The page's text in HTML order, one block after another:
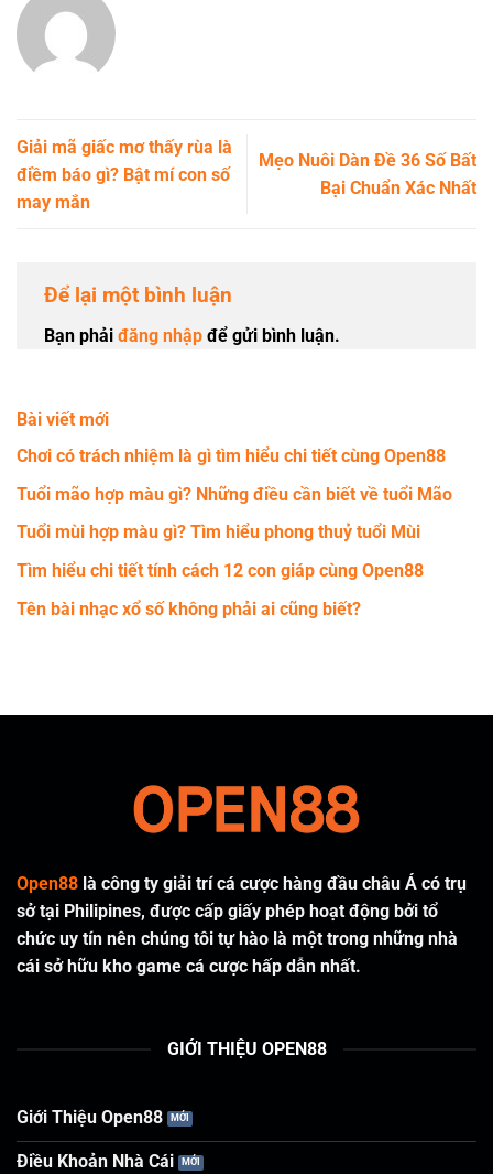
Giải mã giấc mơ thấy rùa là
điềm báo gì? Bật mí con số
may mắn
Mẹo Nuôi Dàn Đề 36 Số Bất
Bại Chuẩn Xác Nhất
Để lại một bình luận
Bạn phải đăng nhập để gửi bình luận.
Bài viết mới
Chơi có trách nhiệm là gì tìm hiểu chi tiết cùng Open88
Tuổi mão hợp màu gì? Những điều cần biết về tuổi Mão
Tuổi mùi hợp màu gì? Tìm hiểu phong thuỷ tuổi Mùi
Tìm hiểu chi tiết tính cách 12 con giáp cùng Open88
Tên bài nhạc xổ số không phải ai cũng biết?
Open88 là công ty giải trí cá cược hàng đầu châu Á có trụ
sở tại Philipines, được cấp giấy phép hoạt động bởi tổ
chức uy tín nên chúng tôi tự hào là một trong những nhà
cái sở hữu kho game cá cược hấp dẫn nhất.
GIỚI THIỆU OPEN88
Giới Thiệu Open88
Điều Khoản Nhà Cái